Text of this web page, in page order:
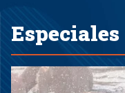
Especiales